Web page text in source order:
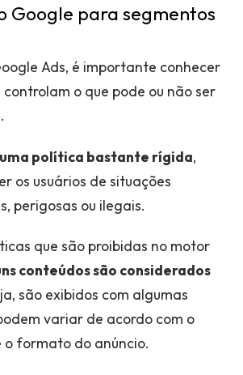
Google para segmentos
Ads, é importante conhecer
o que pode ou não ser
política bastante rígida,
os usuários de situações
perigosas ou ilegais.
que são proibidas no motor
conteúdos são considerados
são exibidos com algumas
variar de acordo com o
o formato do anúncio.